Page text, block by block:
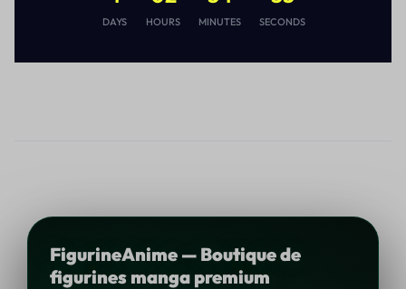
DAYS HOURS MINUTES SECONDS
FigurineAnime — Boutique de
figurines manga premium